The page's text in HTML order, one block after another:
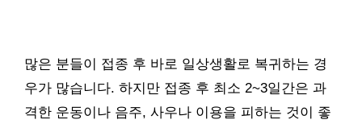
많은 분들이 접종 후 바로 일상생활로 복귀하는 경
우가 많습니다. 하지만 접종 후 최소 2~3일간은 과
격한 운동이나 음주, 사우나 이용을 피하는 것이 좋